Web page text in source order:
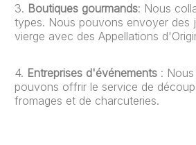
3. Boutiques gourmands: Nous
types. Nous pouvons envoyer des
vierge avec des Appellations
4. Entreprises d'événements :
pouvons offrir le service de
fromages et de charcuteries.